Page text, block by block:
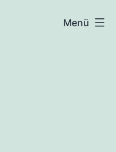
Menü